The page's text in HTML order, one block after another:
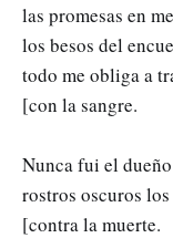
las promesas en
los besos del
todo me obliga a
[con la sangre.
Nunca fui el
rostros oscuros
[contra la muerte.